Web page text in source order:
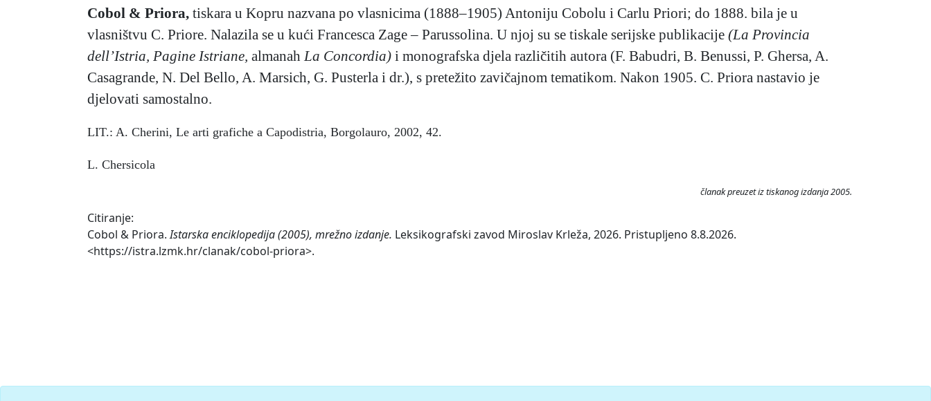
Cobol & Priora, tiskara u Kopru nazvana po vlasnicima (1888–1905) Antoniju Cobolu i Carlu Priori; do 1888. bila je u
vlasništvu C. Priore. Nalazila se u kući Francesca Zage – Parussolina. U njoj su se tiskale serijske publikacije (La Provincia
dell’Istria, Pagine Istriane, almanah La Concordia) i monografska djela različitih autora (F. Babudri, B. Benussi, P. Ghersa, A.
Casagrande, N. Del Bello, A. Marsich, G. Pusterla i dr.), s pretežito zavičajnom tematikom. Nakon 1905. C. Priora nastavio je
djelovati samostalno.
LIT.: A. Cherini, Le arti grafiche a Capodistria, Borgolauro, 2002, 42.
L. Chersicola
članak preuzet iz tiskanog izdanja 2005.
Citiranje:
Cobol & Priora.Istarska enciklopedija (2005), mrežno izdanje. Leksikografski zavod Miroslav Krleža, 2026. Pristupljeno 8.8.2026.
<https://istra.lzmk.hr/clanak/cobol-priora>.